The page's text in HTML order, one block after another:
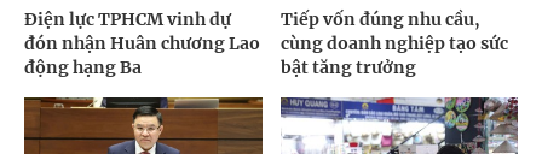
Điện lực TPHCM vinh dự
đón nhận Huân chương Lao
động hạng Ba
Tiếp vốn đúng nhu cầu,
cùng doanh nghiệp tạo sức
bật tăng trưởng